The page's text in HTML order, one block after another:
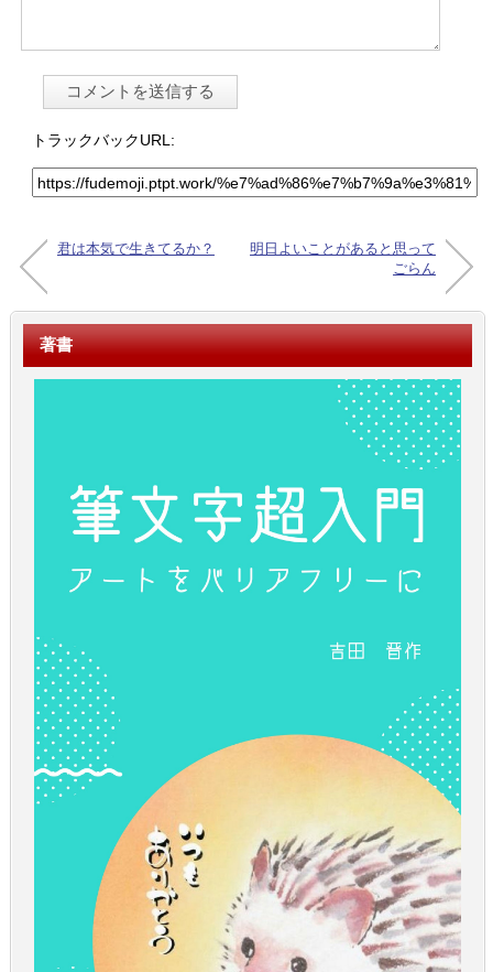
トラックバックURL:
君は本気で生きてるか？
明日よいことがあると思って
ごらん
著書